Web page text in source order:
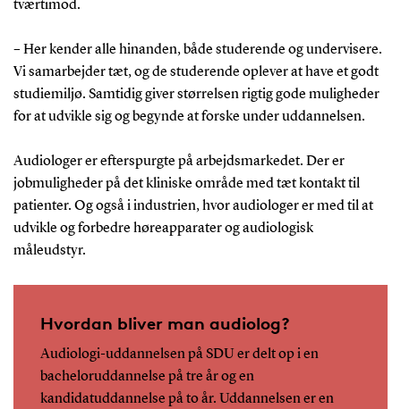
tværtimod.
– Her kender alle hinanden, både studerende og undervisere.
Vi samarbejder tæt, og de studerende oplever at have et godt
studiemiljø. Samtidig giver størrelsen rigtig gode muligheder
for at udvikle sig og begynde at forske under uddannelsen.
Audiologer er efterspurgte på arbejdsmarkedet. Der er
jobmuligheder på det kliniske område med tæt kontakt til
patienter. Og også i industrien, hvor audiologer er med til at
udvikle og forbedre høreapparater og audiologisk
måleudstyr.
Hvordan bliver man audiolog?
Audiologi-uddannelsen på SDU er delt op i en
bacheloruddannelse på tre år og en
kandidatuddannelse på to år. Uddannelsen er en